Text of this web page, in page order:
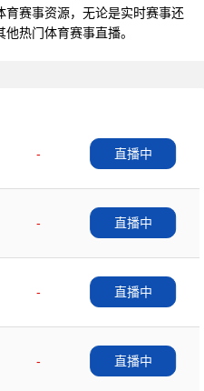
赛事资源，无论是实时赛事还
热门体育赛事直播。
-
直播中
-
直播中
-
直播中
-
直播中